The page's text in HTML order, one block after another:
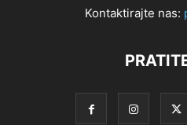
Kontaktirajte nas: